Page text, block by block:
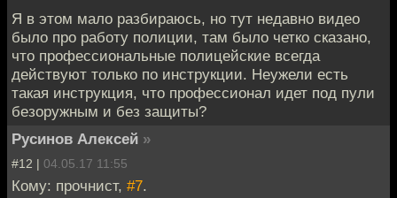
Я в этом мало разбираюсь, но тут недавно видео
было про работу полиции, там было четко сказано,
что профессиональные полицейские всегда
действуют только по инструкции. Неужели есть
такая инструкция, что профессионал идет под пули
безоружным и без защиты?
Русинов Алексей »
#12 | 04.05.17 11:55
Кому: прочнист, #7.